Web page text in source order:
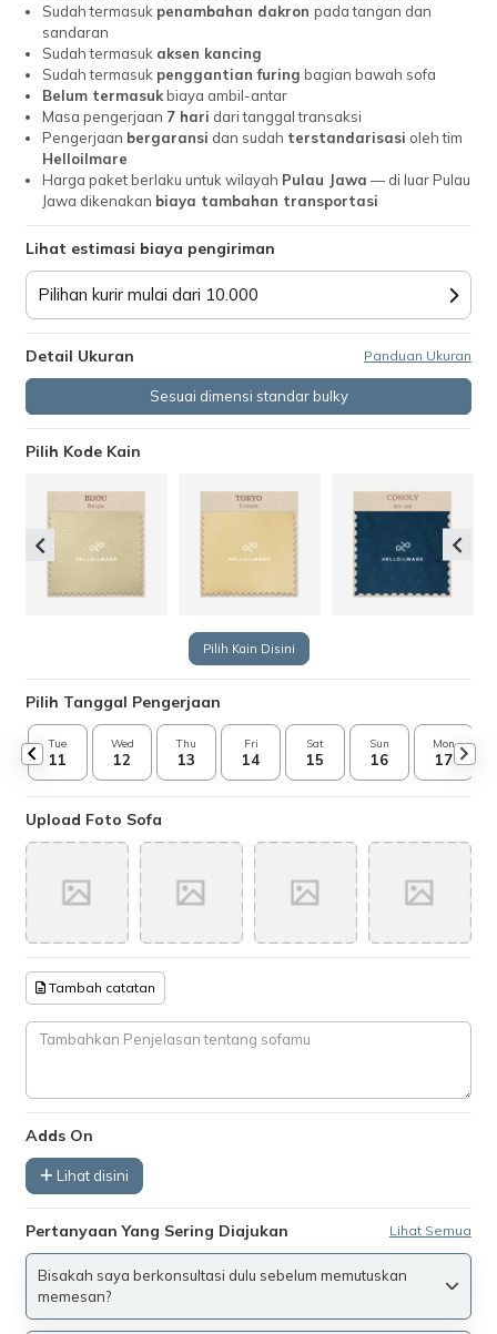
Sudah termasuk penambahan dakronpada tangan dan
sandaran
Sudah termasuk aksen kancing
Sudah termasuk penggantian furing bagian bawah sofa
Belum termasuk biaya ambil-antar
Masa pengerjaan 7 hari dari tanggal transaksi
Pengerjaan bergaransi dan sudah terstandarisasi oleh tim
Helloilmare
Harga paket berlaku untuk wilayah Pulau Jawa — di luar Pulau
Jawa dikenakan biaya tambahan transportasi
Lihat estimasi biaya pengiriman
Pilihan kurir mulai dari 10.000
Detail Ukuran Panduan Ukuran
Sesuai dimensi standar bulky
Pilih Kode Kain
Pilih Kain Disini
Pilih Tanggal Pengerjaan
Tue
11
Wed
12
Thu
13
Fri
14
Sat
15
Sun
16
Mon
17
Upload Foto Sofa
Tambah catatan
Adds On
Lihat disini
Pertanyaan Yang Sering Diajukan Lihat Semua
Bisakah saya berkonsultasi dulu sebelum memutuskan
memesan?